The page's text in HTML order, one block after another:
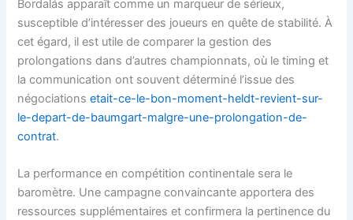
Bordalás apparaît comme un marqueur de sérieux,
susceptible d’intéresser des joueurs en quête de stabilité. À
cet égard, il est utile de comparer la gestion des
prolongations dans d’autres championnats, où le timing et
la communication ont souvent déterminé l’issue des
négociationsetait-ce-le-bon-moment-heldt-revient-sur-
le-depart-de-baumgart-malgre-une-prolongation-de-
contrat.
La performance en compétition continentale sera le
baromètre. Une campagne convaincante apportera des
ressources supplémentaires et confirmera la pertinence du